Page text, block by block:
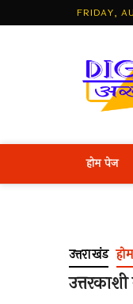
to
FRIDAY,
होम पेज
उत्तराखंड